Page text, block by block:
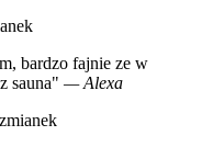
bardzo fajnie ze w
sauna" — Alexa